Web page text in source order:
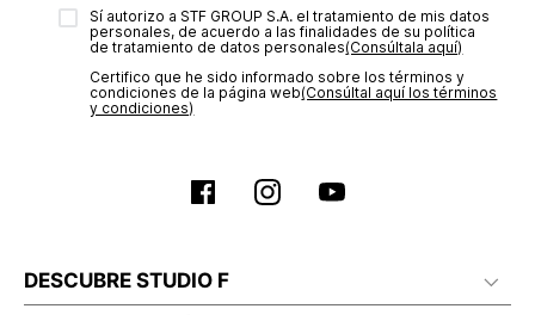
Sí autorizo a STF GROUP S.A. el tratamiento de mis datos
personales, de acuerdo a las finalidades de su política
de tratamiento de datos personales‎(Consúltala aquí)
Certifico que he sido informado sobre los términos y
condiciones de la página web‎(Consúltal aquí los términos
y condiciones)
DESCUBRE STUDIO F